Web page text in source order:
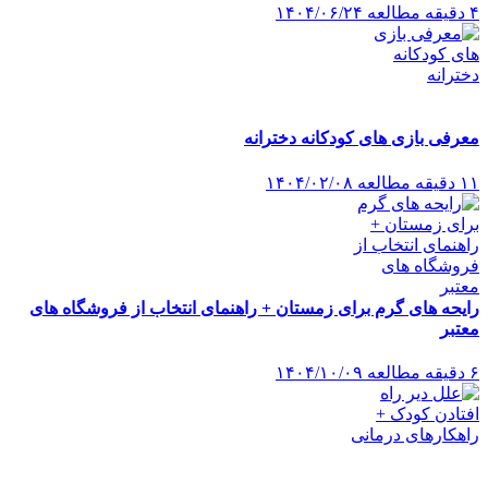
۴ دقیقه مطالعه ۱۴۰۴/۰۶/۲۴
معرفی بازی های کودکانه دخترانه
۱۱ دقیقه مطالعه ۱۴۰۴/۰۲/۰۸
رایحه های گرم برای زمستان + راهنمای انتخاب از فروشگاه های
معتبر
۶ دقیقه مطالعه ۱۴۰۴/۱۰/۰۹